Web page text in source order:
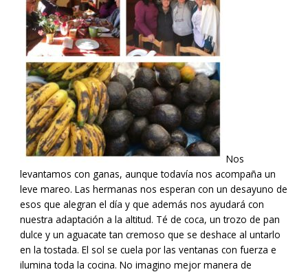
Nos
levantamos con ganas, aunque todavía nos acompaña un
leve mareo. Las hermanas nos esperan con un desayuno de
esos que alegran el día y que además nos ayudará con
nuestra adaptación a la altitud. Té de coca, un trozo de pan
dulce y un aguacate tan cremoso que se deshace al untarlo
en la tostada. El sol se cuela por las ventanas con fuerza e
ilumina toda la cocina. No imagino mejor manera de